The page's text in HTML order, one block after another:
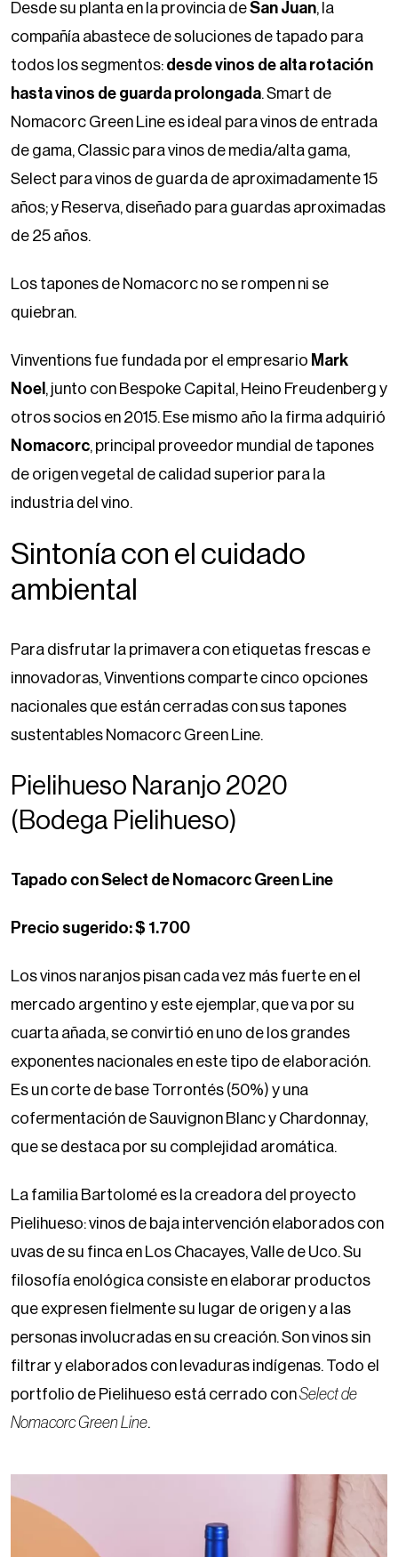
Desde su planta en la provincia deSan Juan, la
compañía abastece de soluciones de tapado para
todos los segmentos: desde vinos de alta rotación
hasta vinos de guarda prolongada. Smart de
Nomacorc Green Line es ideal para vinos de entrada
de gama, Classic para vinos de media/alta gama,
Select para vinos de guarda de aproximadamente 15
años; y Reserva, diseñado para guardas aproximadas
de 25 años.
Los tapones de Nomacorc no se rompen ni se
quiebran.
Vinventions fue fundada por el empresario Mark
Noel , junto con Bespoke Capital, Heino Freudenberg y
otros socios en 2015. Ese mismo año la firma adquirió
Nomacorc, principal proveedor mundial de tapones
de origen vegetal de calidad superior para la
industria del vino.
Sintonía con el cuidado
ambiental
Para disfrutar la primavera con etiquetas frescas e
innovadoras, Vinventions comparte cinco opciones
nacionales que están cerradas con sus tapones
sustentables Nomacorc Green Line.
Pielihueso Naranjo 2020
(Bodega Pielihueso)
Tapado con Select de Nomacorc Green Line
Precio sugerido: $ 1.700
Los vinos naranjos pisan cada vez más fuerte en el
mercado argentino y este ejemplar, que va por su
cuarta añada, se convirtió en uno de los grandes
exponentes nacionales en este tipo de elaboración.
Es un corte de base Torrontés (50%) y una
cofermentación de Sauvignon Blanc y Chardonnay,
que se destaca por su complejidad aromática.
La familia Bartolomé es la creadora del proyecto
Pielihueso: vinos de baja intervención elaborados con
uvas de su finca en Los Chacayes, Valle de Uco. Su
filosofía enológica consiste en elaborar productos
que expresen fielmente su lugar de origen y a las
personas involucradas en su creación. Son vinos sin
filtrar y elaborados con levaduras indígenas. Todo el
portfolio de Pielihueso está cerrado conSelect de
Nomacorc Green Line.